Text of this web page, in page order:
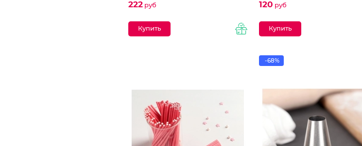
222руб 120 руб
-68%